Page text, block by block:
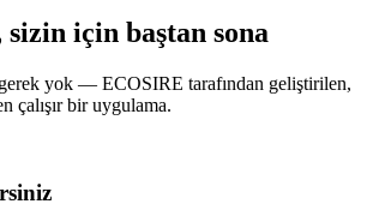
sizin için baştan sona
yok — ECOSIRE tarafından geliştirilen,
çalışır bir uygulama.